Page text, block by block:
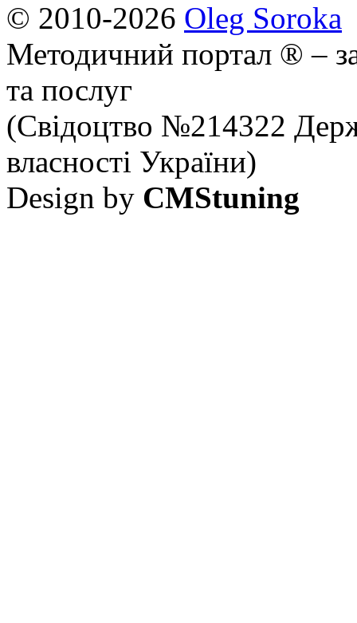
© 2010-2026 Oleg Soroka
Методичний портал ® –
та послуг
(Свідоцтво №214322
власності України)
Design by CMStuning